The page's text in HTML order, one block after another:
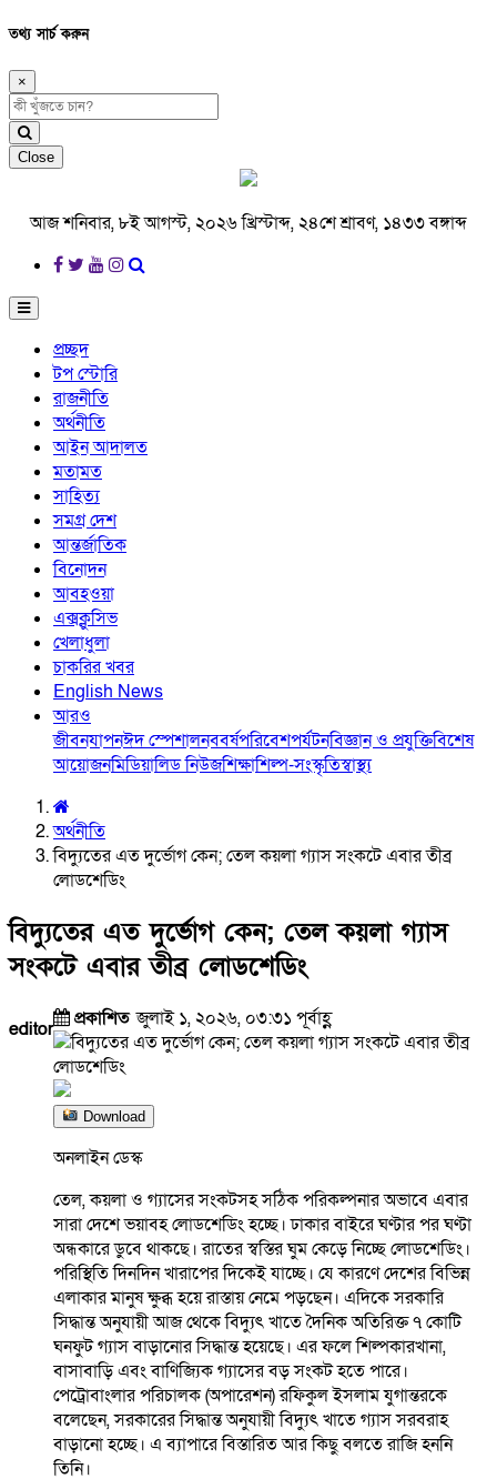
তথ্য সার্চ করুন
×
Close
আজ শনিবার, ৮ই আগস্ট, ২০২৬ খ্রিস্টাব্দ, ২৪শে শ্রাবণ, ১৪৩৩ বঙ্গাব্দ
প্রচ্ছদ
টপ স্টোরি
রাজনীতি
অর্থনীতি
আইন আদালত
মতামত
সাহিত্য
সমগ্র দেশ
আন্তর্জাতিক
বিনোদন
আবহওয়া
এক্সক্লুসিভ
খেলাধুলা
চাকরির খবর
English News
আরও
জীবনযাপনঈদ স্পেশালনববর্ষপরিবেশপর্যটনবিজ্ঞান ও প্রযুক্তিবিশেষ
আয়োজনমিডিয়ালিড নিউজশিক্ষাশিল্প-সংস্কৃতিস্বাস্থ্য
অর্থনীতি
বিদ্যুতের এত দুর্ভোগ কেন; তেল কয়লা গ্যাস সংকটে এবার তীব্র
লোডশেডিং
বিদ্যুতের এত দুর্ভোগ কেন; তেল কয়লা গ্যাস
সংকটে এবার তীব্র লোডশেডিং
editor প্রকাশিতজুলাই ১, ২০২৬, ০৩:৩১ পূর্বাহ্ণ
Download
অনলাইন ডেস্ক
তেল, কয়লা ও গ্যাসের সংকটসহ সঠিক পরিকল্পনার অভাবে এবার
সারা দেশে ভয়াবহ লোডশেডিং হচ্ছে। ঢাকার বাইরে ঘণ্টার পর ঘণ্টা
অন্ধকারে ডুবে থাকছে। রাতের স্বস্তির ঘুম কেড়ে নিচ্ছে লোডশেডিং।
পরিস্থিতি দিনদিন খারাপের দিকেই যাচ্ছে। যে কারণে দেশের বিভিন্ন
এলাকার মানুষ ক্ষুব্ধ হয়ে রাস্তায় নেমে পড়ছেন। এদিকে সরকারি
সিদ্ধান্ত অনুযায়ী আজ থেকে বিদ্যুৎ খাতে দৈনিক অতিরিক্ত ৭ কোটি
ঘনফুট গ্যাস বাড়ানোর সিদ্ধান্ত হয়েছে। এর ফলে শিল্পকারখানা,
বাসাবাড়ি এবং বাণিজ্যিক গ্যাসের বড় সংকট হতে পারে।
পেট্রোবাংলার পরিচালক (অপারেশন) রফিকুল ইসলাম যুগান্তরকে
বলেছেন, সরকারের সিদ্ধান্ত অনুযায়ী বিদ্যুৎ খাতে গ্যাস সরবরাহ
বাড়ানো হচ্ছে। এ ব্যাপারে বিস্তারিত আর কিছু বলতে রাজি হননি
তিনি।